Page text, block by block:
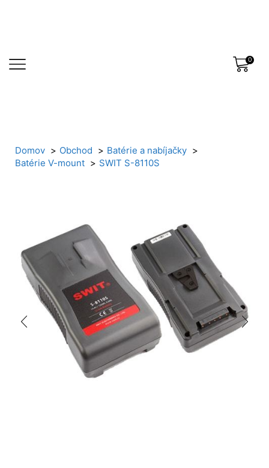
0
Domov Obchod
Batérie a nabíjačky
Batérie V-mount
SWIT S-8110S